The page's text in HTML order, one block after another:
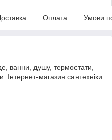
Оплата Умови
ванни, душу, термостати,
Інтернет-магазин сантехніки